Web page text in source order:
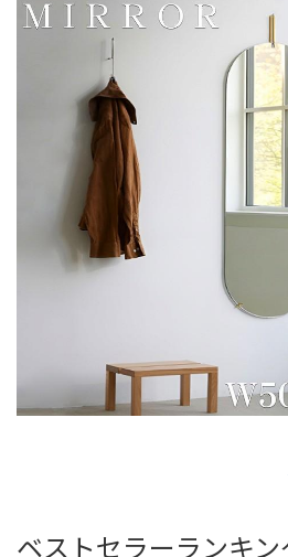
ベストセラーランキ